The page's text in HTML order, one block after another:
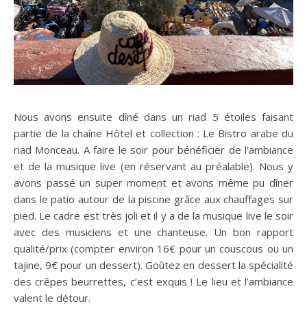
Nous avons ensuite dîné dans un riad 5 étoiles faisant
partie de la chaîne Hôtel et collection : Le Bistro arabe du
riad Monceau. A faire le soir pour bénéficier de l’ambiance
et de la musique live (en réservant au préalable). Nous y
avons passé un super moment et avons même pu dîner
dans le patio autour de la piscine grâce aux chauffages sur
pied. Le cadre est très joli et il y a de la musique live le soir
avec des musiciens et une chanteuse. Un bon rapport
qualité/prix (compter environ 16€ pour un couscous ou un
tajine, 9€ pour un dessert). Goûtez en dessert la spécialité
des crêpes beurrettes, c’est exquis ! Le lieu et l’ambiance
valent le détour.